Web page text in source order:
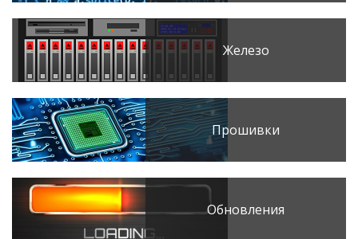
Железо
Прошивки
Обновления